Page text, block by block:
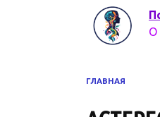
О
ГЛАВНАЯ